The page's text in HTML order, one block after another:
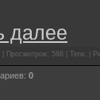
далее
| Просмотров: 588 | Теги: |
0